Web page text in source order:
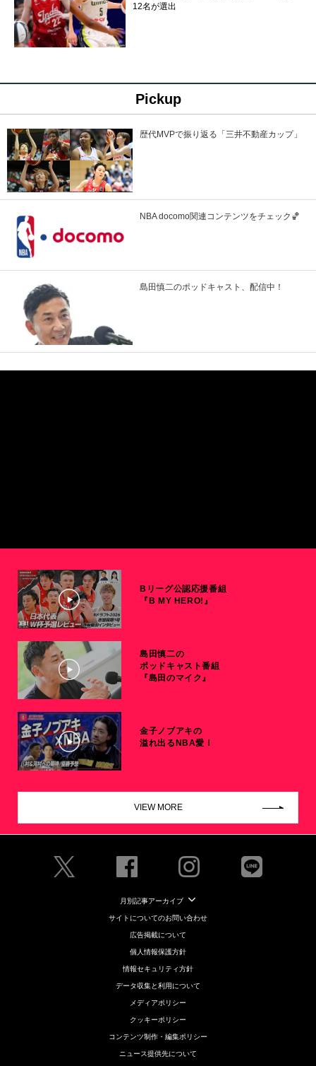
12名が選出
Pickup
歴代MVPで振り返る「三井不動産カップ」
NBA docomo関連コンテンツをチェック🏀
島田慎二のポッドキャスト、配信中！
Bリーグ公認応援番組
『B MY HERO!』
島田慎二の
ポッドキャスト番組
『島田のマイク』
金子ノブアキの
溢れ出るNBA愛！
VIEW MORE
月別記事アーカイブ
サイトについてのお問い合わせ
広告掲載について
個人情報保護方針
情報セキュリティ方針
データ収集と利用について
メディアポリシー
クッキーポリシー
コンテンツ制作・編集ポリシー
ニュース提供先について